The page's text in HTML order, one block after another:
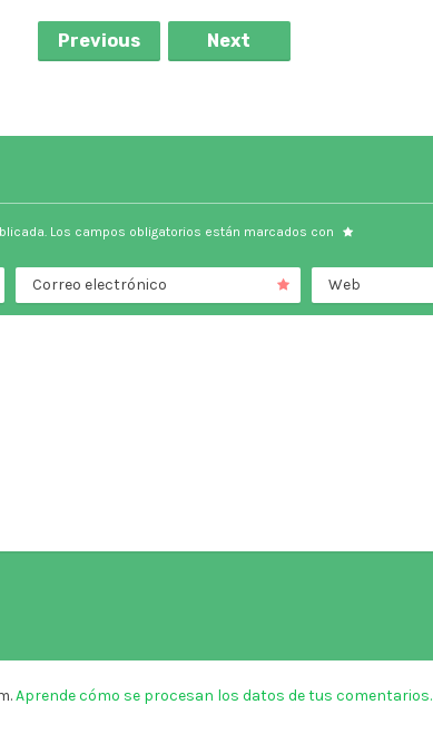
Previous Next
Los campos obligatorios están marcados con
Correo electrónico Web
Aprende cómo se procesan los datos de tus comentarios.